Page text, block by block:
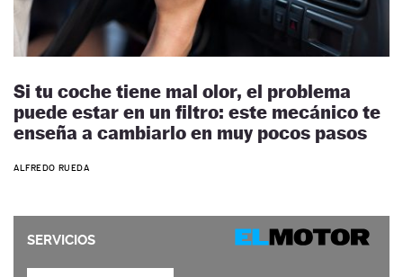
Si tu coche tiene mal olor, el problema
puede estar en un filtro: este mecánico te
enseña a cambiarlo en muy pocos pasos
ALFREDO RUEDA